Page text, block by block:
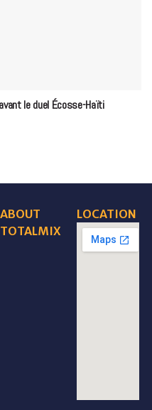
le duel Écosse-Haïti
ABOUT
TOTALMIX
LOCATION